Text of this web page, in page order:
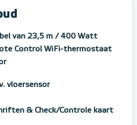
van 23,5 m / 400 Watt
Control WiFi-thermostaat
vloersensor
& Check/Controle kaart